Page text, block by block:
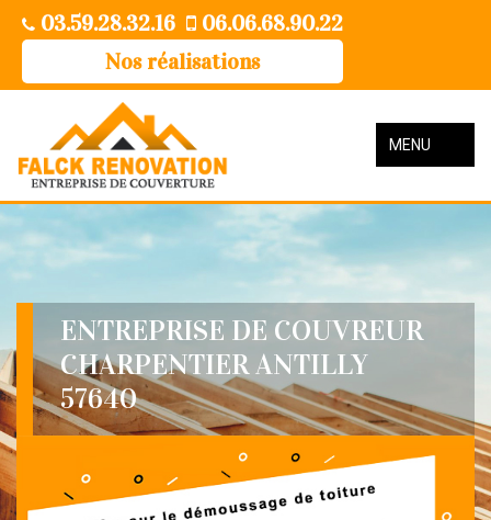
03.59.28.32.16
06.06.68.90.22
Nos réalisations
MENU
ENTREPRISE DE COUVREUR
CHARPENTIER ANTILLY
57640